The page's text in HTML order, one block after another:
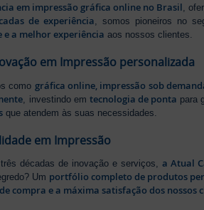
em impressão gráfica online no Brasil,
de experiência, somos pioneiros no
a melhor experiência aos nossos clientes.
em Impressão personalizada
como gráfica online, impressão sob
, investindo em tecnologia de ponta para
que atendem às suas necessidades.
em Impressão
décadas de inovação e serviços,a Atual
Um portfólio completo de produtos
compra e a máxima satisfação dos nossos